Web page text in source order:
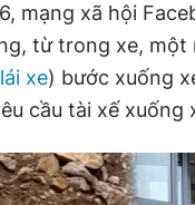
mạng xã hội
từ trong xe, một
xe) bước xuống
cầu tài xế xuống